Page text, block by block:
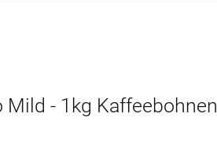
Mild - 1kg Kaffeebohnen